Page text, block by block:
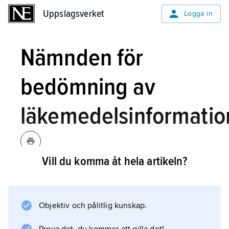
Uppslagsverket Logga in
Nämnden för
bedömning av
Nämnden för bedömning av
organ inom läkemedelsbranschen med
uppgift att självständigt bedöma frågor
Vill du komma åt hela artikeln?
Objektiv och pålitlig kunskap.